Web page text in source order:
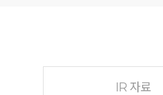
IR 자료